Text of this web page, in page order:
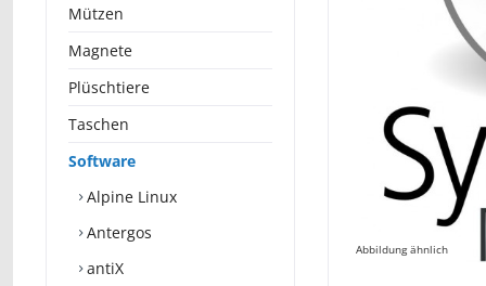
Mützen
Magnete
Plüschtiere
Taschen
Software
Alpine Linux
Antergos
antiX
Abbildung ähnlich